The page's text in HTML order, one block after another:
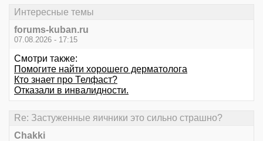
Интересные темы
forums-kuban.ru
07.08.2026 - 17:15
Смотри также:
Помогите найти хорошего дерматолога
Кто знает про Телфаст?
Отказали в инвалидности.
Re: Застуженные яичники это сильно страшно?
Chakki